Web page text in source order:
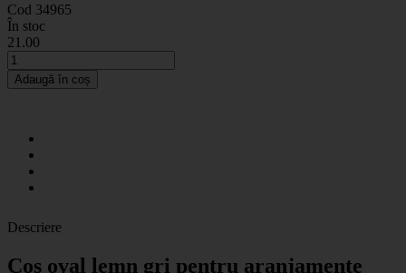
Cod 34965
În stoc
21 .00
Adaugă în coș
Descriere
Cos oval lemn gri pentru aranjamente